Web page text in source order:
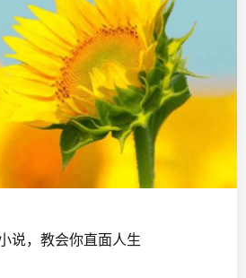
说，教会你直面人生